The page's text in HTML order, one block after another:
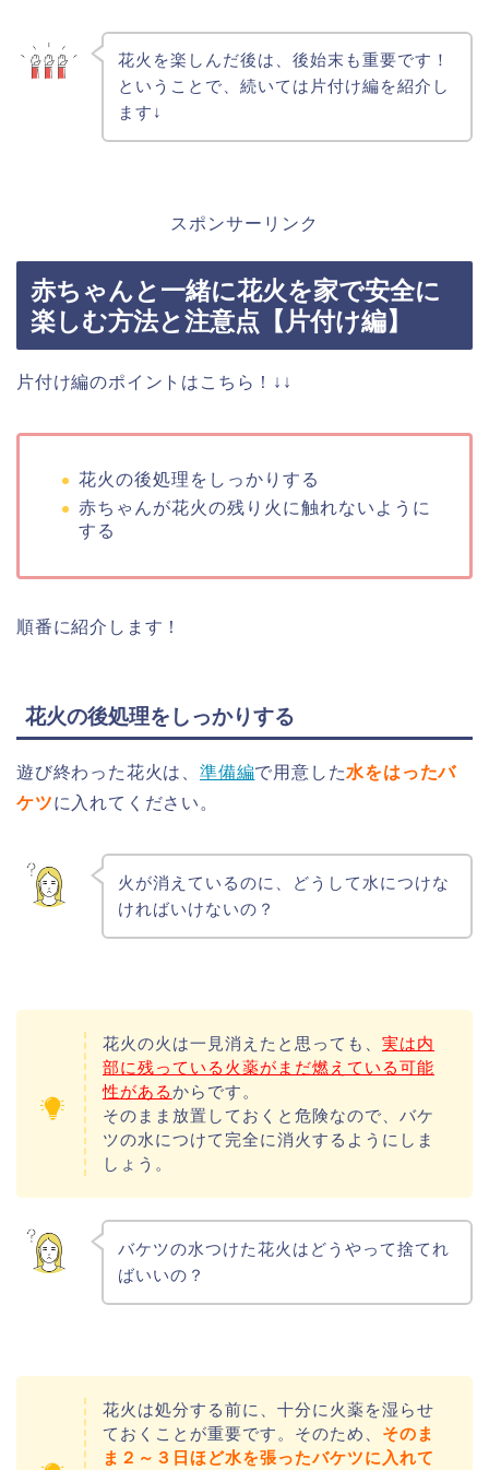
花火を楽しんだ後は、後始末も重要です！
ということで、続いては片付け編を紹介し
ます↓
スポンサーリンク
赤ちゃんと一緒に花火を家で安全に
楽しむ方法と注意点【片付け編】
片付け編のポイントはこちら！↓↓
花火の後処理をしっかりする
赤ちゃんが花火の残り火に触れないように
する
順番に紹介します！
花火の後処理をしっかりする
遊び終わった花火は、 準備編で用意した水をはったバ
ケツに入れてください。
火が消えているのに、どうして水につけな
ければいけないの？
花火の火は一見消えたと思っても、 実は内
部に残っている火薬がまだ燃えている可能
性があるからです。
そのまま放置しておくと危険なので、バケ
ツの水につけて完全に消火するようにしま
しょう。
バケツの水つけた花火はどうやって捨てれ
ばいいの？
花火は処分する前に、十分に火薬を湿らせ
ておくことが重要です。そのため、 そのま
ま２～３日ほど水を張ったバケツに入れて